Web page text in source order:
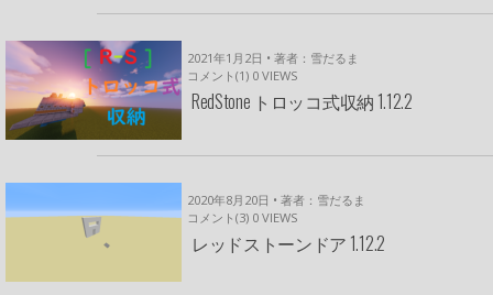
2021年1月2日 • 著者：雪だるま
コメント(1) 0 VIEWS
RedStone トロッコ式収納 1.12.2
2020年8月20日 • 著者：雪だるま
コメント(3) 0 VIEWS
レッドストーンドア 1.12.2